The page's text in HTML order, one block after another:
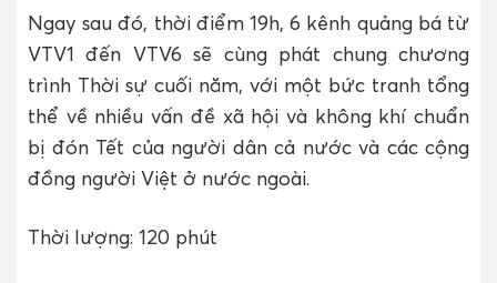
Ngay sau đó, thời điểm 19h, 6 kênh quảng bá từ
VTV1 đến VTV6 sẽ cùng phát chung chương
trình Thời sự cuối năm, với một bức tranh tổng
thể về nhiều vấn đề xã hội và không khí chuẩn
bị đón Tết của người dân cả nước và các cộng
đồng người Việt ở nước ngoài.
Thời lượng: 120 phút